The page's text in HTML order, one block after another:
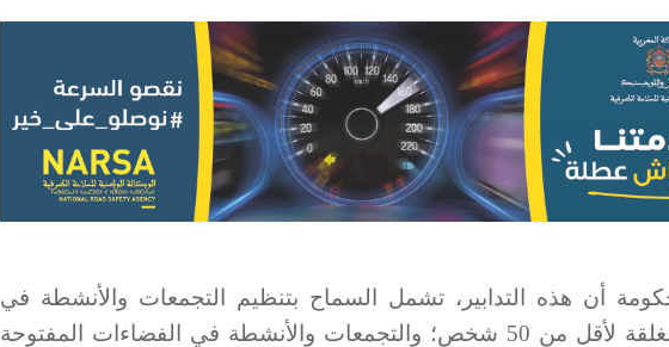
أن هذه التدابير، تشمل السماح بتنظيم التجمعات والأنشطة في
الفضاءات المغلقة لأقل من 50 شخص؛ والتجمعات والأنشطة في الفضاءات المفتوحة